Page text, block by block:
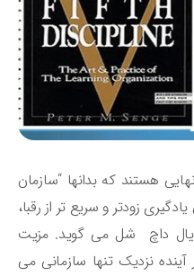
که بدانها “سازمان
زودتر و سریع تر از رقبا،
داچ شل می گوید. مزیت
نزدیک تنها سازمانی می